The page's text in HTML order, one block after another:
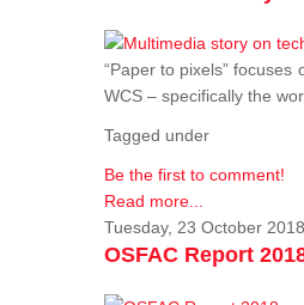
“Paper to pixels”
WCS – specifically the
Tagged under
Be the first to comment!
Read more...
Tuesday, 23 October
OSFAC Report